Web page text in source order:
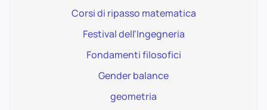
Corsi di ripasso matematica
Festival dell'Ingegneria
Fondamenti filosofici
Gender balance
geometria